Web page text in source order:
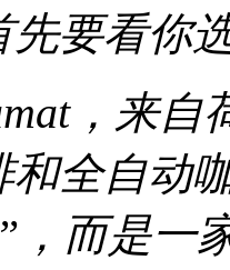
先要看你
，来
全自动
，而是一